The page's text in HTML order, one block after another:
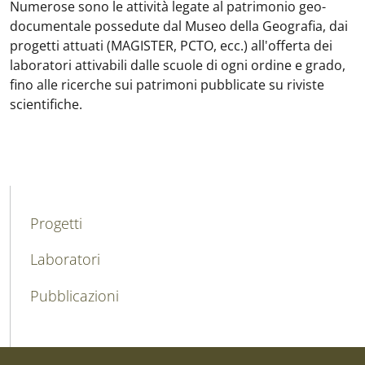
Numerose sono le attività legate al patrimonio geo-
documentale possedute dal Museo della Geografia, dai
progetti attuati (MAGISTER, PCTO, ecc.) all'offerta dei
laboratori attivabili dalle scuole di ogni ordine e grado,
fino alle ricerche sui patrimoni pubblicate su riviste
scientifiche.
MAIN NAVIGATION
Progetti
Laboratori
Pubblicazioni